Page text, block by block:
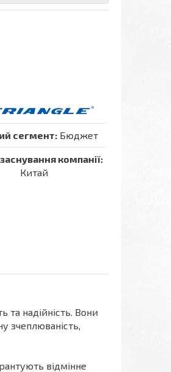
сегмент:Бюджет
компанії:
Китай
та надійність. Вони
зчеплюваність,
відмінне